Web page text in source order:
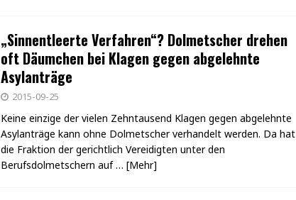
„Sinnentleerte Verfahren“? Dolmetscher drehen
oft Däumchen bei Klagen gegen abgelehnte
Asylanträge
2015-09-25
Keine einzige der vielen Zehntausend Klagen gegen abgelehnte
Asylanträge kann ohne Dolmetscher verhandelt werden. Da hat
die Fraktion der gerichtlich Vereidigten unter den
Berufsdolmetschern auf… [Mehr]